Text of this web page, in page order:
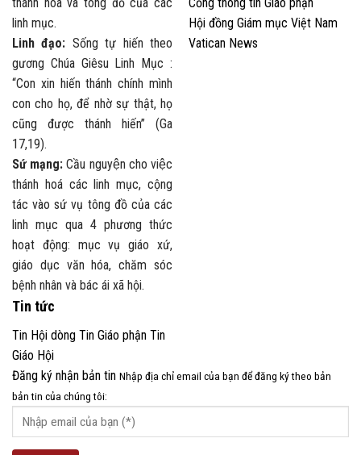
linh mục.
Linh đạo: Sống tự hiến theo
gương Chúa Giêsu Linh Mục :
“Con xin hiến thánh chính mình
con cho họ, để nhờ sự thật, họ
cũng được thánh hiến” (Ga
17,19).
Sứ mạng: Cầu nguyện cho việc
thánh hoá các linh mục, cộng
tác vào sứ vụ tông đồ của các
linh mục qua 4 phương thức
hoạt động: mục vụ giáo xứ,
giáo dục văn hóa, chăm sóc
bệnh nhân và bác ái xã hội.
Hội đồng Giám mục Việt Nam
Vatican News
Tin tức
Tin Hội dòng Tin Giáo phận Tin
Giáo Hội
Đăng ký nhận bản tin Nhập địa chỉ email của bạn để đăng ký theo bản
bản tin của chúng tôi: